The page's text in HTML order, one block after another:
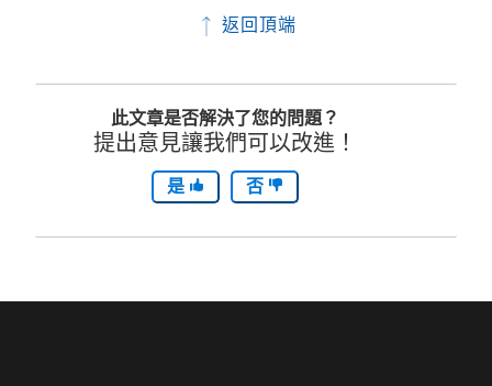
返回頂端
此文章是否解決了您的問題？
提出意見讓我們可以改進！
是 否